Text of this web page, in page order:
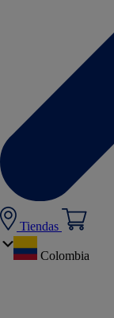
Tiendas
Colombia